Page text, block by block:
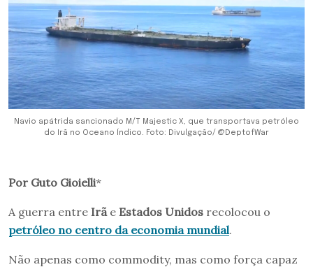
Navio apátrida sancionado M/T Majestic X, que transportava petróleo
do Irã no Oceano Índico. Foto: Divulgação/ @DeptofWar
Por Guto Gioielli*
A guerra entre Irã e Estados Unidos recolocou o
petróleo no centro da economia mundial.
Não apenas como commodity, mas como força capaz